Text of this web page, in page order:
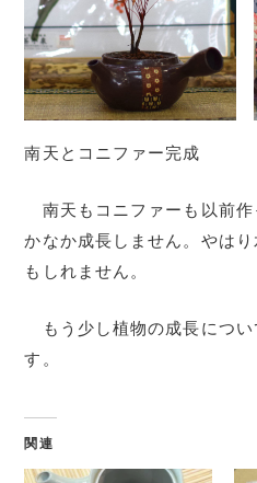
南天とコニファー完成
南天もコニファーも以前作
かなか成長しません。やは
もしれません。
もう少し植物の成長につい
す。
関連